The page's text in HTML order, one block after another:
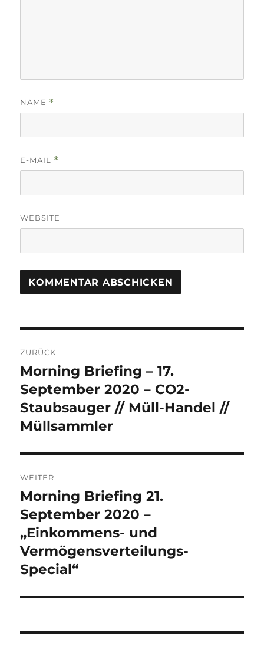
NAME *
E-MAIL *
WEBSITE
Navigation
ZURÜCK
Vorheriger
Beitrag:
Morning Briefing – 17.
September 2020 – CO2-
Staubsauger // Müll-Handel //
Müllsammler
WEITER
Nächster
Beitrag:
Morning Briefing 21.
September 2020 –
„Einkommens- und
Vermögensverteilungs-
Special“